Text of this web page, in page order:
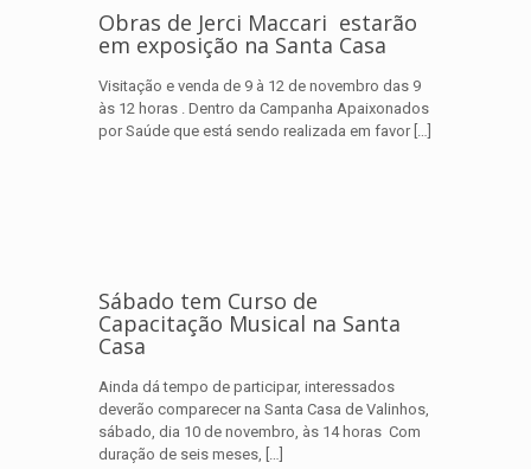
Obras de Jerci Maccari estarão
em exposição na Santa Casa
Visitação e venda de 9 à 12 de novembro das 9
às 12 horas . Dentro da Campanha Apaixonados
por Saúde que está sendo realizada em favor[…]
Sábado tem Curso de
Capacitação Musical na Santa
Casa
Ainda dá tempo de participar, interessados
deverão comparecer na Santa Casa de Valinhos,
sábado, dia 10 de novembro, às 14 horas Com
duração de seis meses, […]